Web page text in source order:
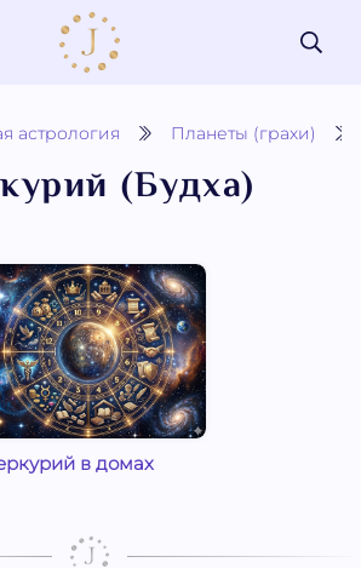
астрология Планеты (грахи)
(Будха)
в домах